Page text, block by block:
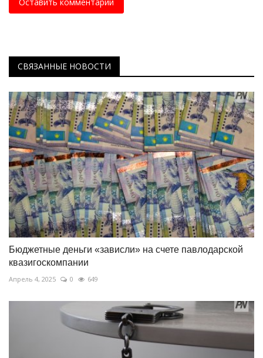
СВЯЗАННЫЕ НОВОСТИ
Бюджетные деньги «зависли» на счете павлодарской
квазигоскомпании
Апрель 4, 2025 0 649